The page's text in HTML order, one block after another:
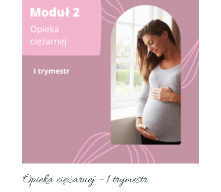
Opieka ciężarnej – 1 trymestr